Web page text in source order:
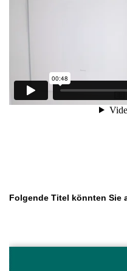
Produktgalerie
Folgende Titel könnten Sie